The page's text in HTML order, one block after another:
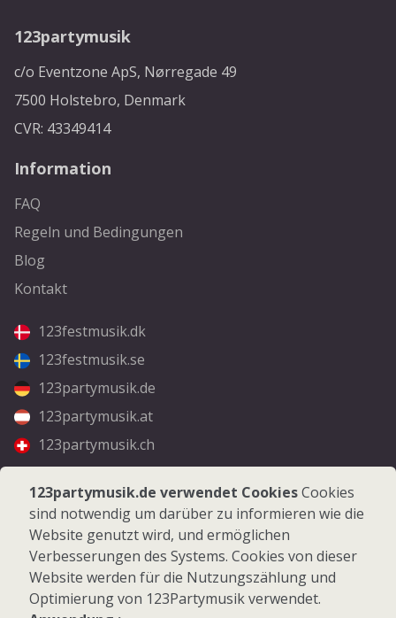
123partymusik
c/o Eventzone ApS, Nørregade 49
7500 Holstebro, Denmark
CVR: 43349414
Information
FAQ
Regeln und Bedingungen
Blog
Kontakt
123festmusik.dk
123festmusik.se
123partymusik.de
123partymusik.at
123partymusik.ch
Folgen Sie uns
Facebook
Instagram
123partymusik.de verwendet CookiesCookies
sind notwendig um darüber zu informieren wie die
Website genutzt wird, und ermöglichen
Verbesserungen des Systems. Cookies von dieser
Website werden für die Nutzungszählung und
Optimierung von 123Partymusik verwendet.